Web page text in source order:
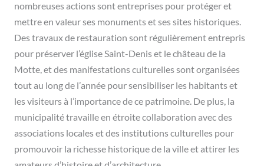
nombreuses actions sont entreprises pour protéger et
mettre en valeur ses monuments et ses sites historiques.
Des travaux de restauration sont régulièrement entrepris
pour préserver l’église Saint-Denis et le château de la
Motte, et des manifestations culturelles sont organisées
tout au long de l’année pour sensibiliser les habitants et
les visiteurs à l’importance de ce patrimoine. De plus, la
municipalité travaille en étroite collaboration avec des
associations locales et des institutions culturelles pour
promouvoir la richesse historique de la ville et attirer les